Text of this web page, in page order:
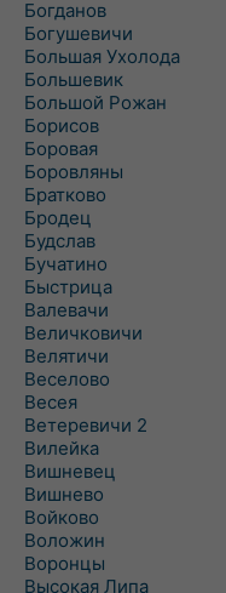
Богданов
Богушевичи
Большая Ухолода
Большевик
Большой Рожан
Борисов
Боровая
Боровляны
Братково
Бродец
Будслав
Бучатино
Быстрица
Валевачи
Величковичи
Велятичи
Веселово
Весея
Ветеревичи 2
Вилейка
Вишневец
Вишнево
Войково
Воложин
Воронцы
Высокая Липа